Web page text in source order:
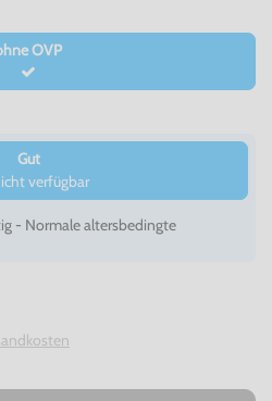
OVP
Gut
verfügbar
- Normale altersbedingte